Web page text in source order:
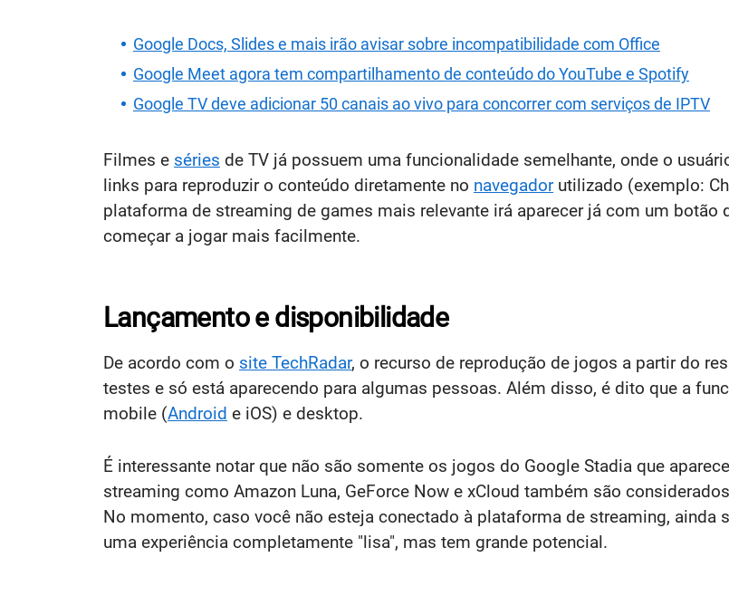
Google Docs, Slides e mais irão avisar sobre incompatibilidade com Office
Google Meet agora tem compartilhamento de conteúdo do YouTube e Spotify
Google TV deve adicionar 50 canais ao vivo para concorrer com serviços de IPTV
Filmes e séries de TV já possuem uma funcionalidade semelhante, onde o
links para reproduzir o conteúdo diretamente no navegadorutilizado (exemplo:
plataforma de streaming de games mais relevante irá aparecer já com um botão
começar a jogar mais facilmente.
Lançamento e disponibilidade
De acordo com o site TechRadar, o recurso de reprodução de jogos a partir do
testes e só está aparecendo para algumas pessoas. Além disso, é dito que a
mobile (Android e iOS) e desktop.
É interessante notar que não são somente os jogos do Google Stadia que
streaming como Amazon Luna, GeForce Now e xCloud também são
No momento, caso você não esteja conectado à plataforma de streaming, ainda
uma experiência completamente "lisa", mas tem grande potencial.